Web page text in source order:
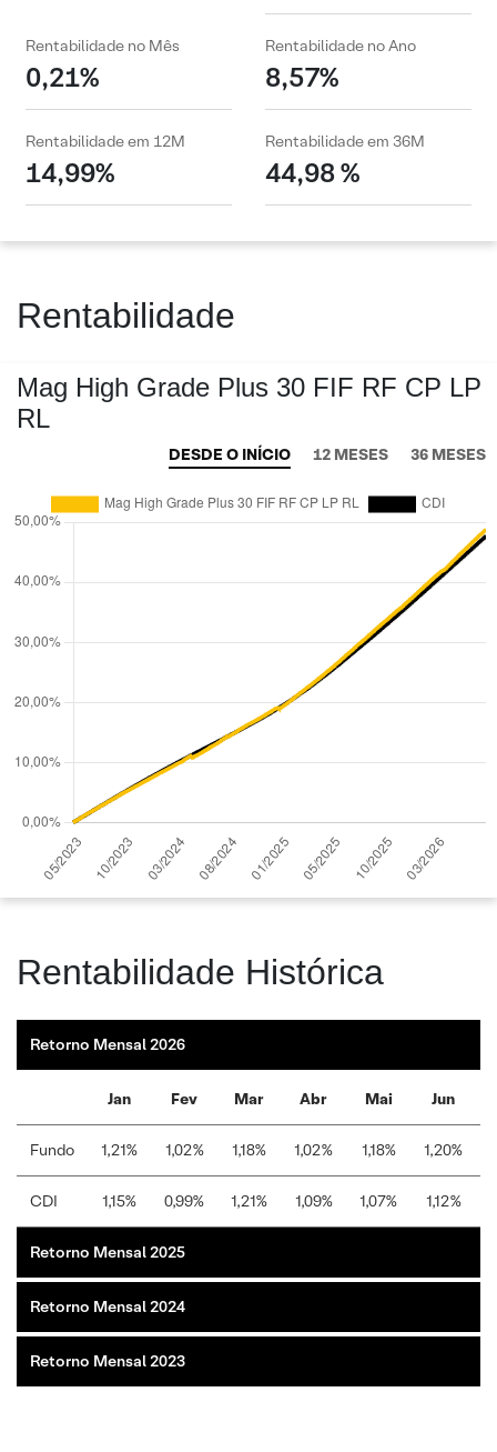
Rentabilidade no Mês
0,21%
Rentabilidade no Ano
8,57%
Rentabilidade em 12M
14,99%
Rentabilidade em 36M
44,98 %
Rentabilidade
Mag High Grade Plus 30 FIF RF CP LP
RL
DESDE O INÍCIO 12 MESES 36 MESES
Rentabilidade Histórica
Retorno Mensal 2026
Jan Fev Mar Abr Mai Jun
Fundo 1,21% 1,02% 1,18% 1,02% 1,18% 1,20%
CDI 1,15% 0,99% 1,21% 1,09% 1,07% 1,12%
Retorno Mensal 2025
Retorno Mensal 2024
Retorno Mensal 2023